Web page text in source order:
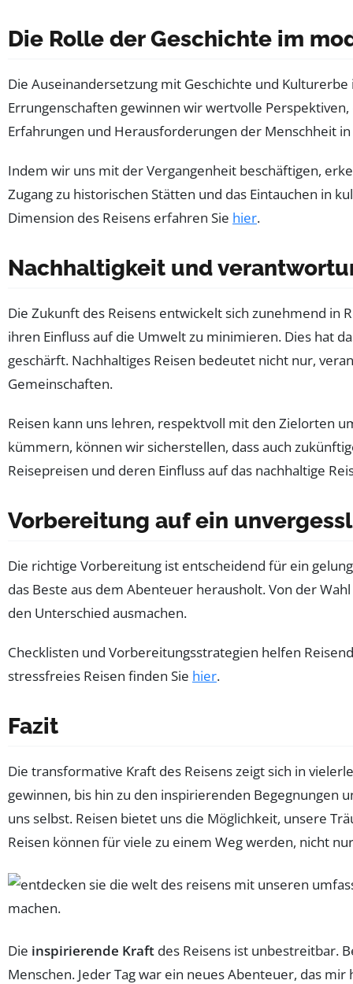
Die Rolle der Geschichte im
Die Auseinandersetzung mit Geschichte und
Errungenschaften gewinnen wir wertvolle
Erfahrungen und Herausforderungen der Menschheit
Indem wir uns mit der Vergangenheit beschäftigen,
Zugang zu historischen Stätten und das Eintauchen in
Dimension des Reisens erfahren Sie hier.
Nachhaltigkeit und
Die Zukunft des Reisens entwickelt sich zunehmend in
ihren Einfluss auf die Umwelt zu minimieren. Dies hat
geschärft. Nachhaltiges Reisen bedeutet nicht nur,
Gemeinschaften.
Reisen kann uns lehren, respektvoll mit den Zielorten
kümmern, können wir sicherstellen, dass auch
Reisepreisen und deren Einfluss auf das nachhaltige
Vorbereitung auf ein
Die richtige Vorbereitung ist entscheidend für ein
das Beste aus dem Abenteuer herausholt. Von der
den Unterschied ausmachen.
Checklisten und Vorbereitungsstrategien helfen
stressfreies Reisen finden Sie hier.
Fazit
Die transformative Kraft des Reisens zeigt sich in
gewinnen, bis hin zu den inspirierenden Begegnungen
uns selbst. Reisen bietet uns die Möglichkeit, unsere
Reisen können für viele zu einem Weg werden, nicht
Die inspirierende Kraft des Reisens ist unbestreitbar.
Menschen. Jeder Tag war ein neues Abenteuer, das